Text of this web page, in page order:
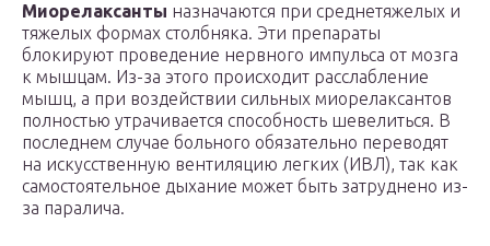
Миорелаксанты назначаются при среднетяжелых и
тяжелых формах столбняка. Эти препараты
блокируют проведение нервного импульса от мозга
к мышцам. Из-за этого происходит расслабление
мышц, а при воздействии сильных миорелаксантов
полностью утрачивается способность шевелиться. В
последнем случае больного обязательно переводят
на искусственную вентиляцию легких (ИВЛ), так как
самостоятельное дыхание может быть затруднено из-
за паралича.